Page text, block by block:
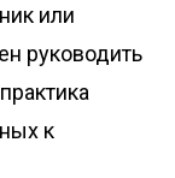
или
руководить
к